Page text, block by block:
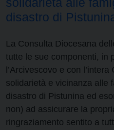
disastro di
La Consulta Diocesana
tutte le sue componenti, in
l’Arcivescovo e con
solidarietà e vicinanza alle
disastro di Pistunina ed
non) ad assicurare la
ringraziamento sentito a